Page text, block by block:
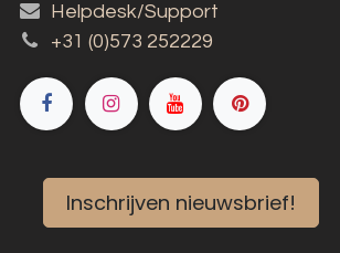
Helpdesk/Support
+31 (0)573 252229
Inschrijven nieuwsbrief!